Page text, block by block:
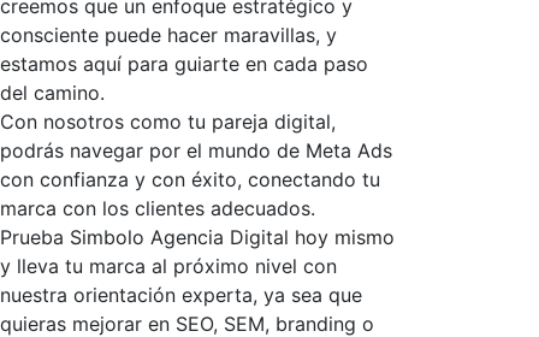
creemos que un enfoque estratégico y
consciente puede hacer maravillas, y
estamos aquí para guiarte en cada paso
del camino.
Con nosotros como tu pareja digital,
podrás navegar por el mundo de Meta Ads
con confianza y con éxito, conectando tu
marca con los clientes adecuados.
Prueba Simbolo Agencia Digital hoy mismo
y lleva tu marca al próximo nivel con
nuestra orientación experta, ya sea que
quieras mejorar en SEO, SEM, branding o